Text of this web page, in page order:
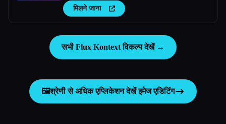
मिलने जाना
सभी Flux Kontext विकल्प देखें →
🖼️श्रेणी से अधिक एप्लिकेशन देखेंइमेज एडिटिंग